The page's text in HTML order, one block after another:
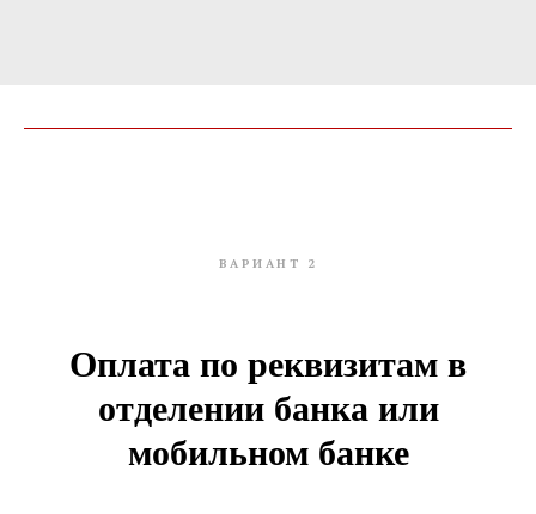
ВАРИАНТ 2
Оплата по реквизитам в
отделении банка или
мобильном банке